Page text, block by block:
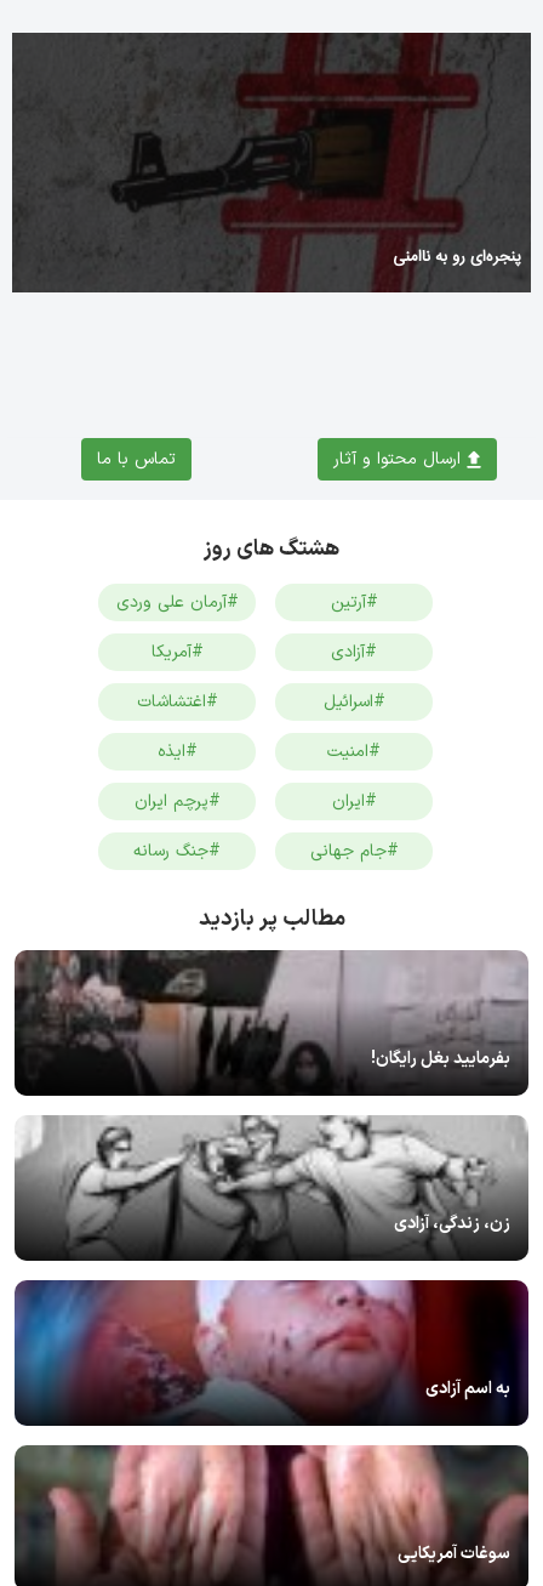
پنجره‌ای رو به ناامنی
ارسال محتوا و آثار تماس با ما
هشتگ های روز
#آرتین
#آرمان علی وردی
#آزادی
#آمریکا
#اسرائیل
#اغتشاشات
#امنیت
#ایذه
#ایران
#پرچم ایران
#جام جهانی
#جنگ رسانه
مطالب پر بازدید
بفرمایید بغل رایگان!
زن، زندگی، آزادی
به اسم آزادی
سوغات آمریکایی